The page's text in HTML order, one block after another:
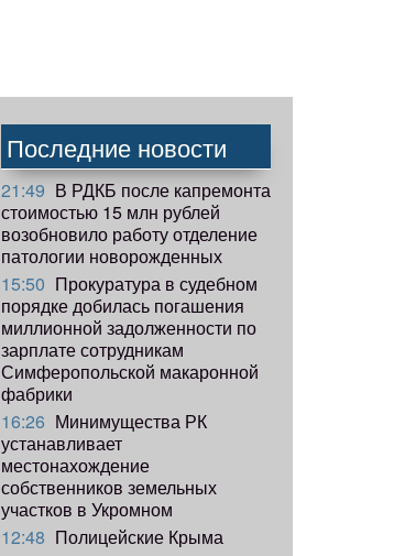
Последние новости
21:49 В РДКБ после капремонта
стоимостью 15 млн рублей
возобновило работу отделение
патологии новорожденных
15:50 Прокуратура в судебном
порядке добилась погашения
миллионной задолженности по
зарплате сотрудникам
Симферопольской макаронной
фабрики
16:26 Минимущества РК
устанавливает
местонахождение
собственников земельных
участков в Укромном
12:48 Полицейские Крыма